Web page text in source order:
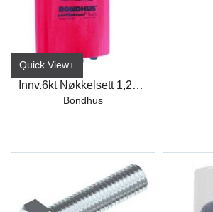
Quick View+
Innv.6kt Nøkkelsett 1,27-10 mm Bondhus
Bondhus